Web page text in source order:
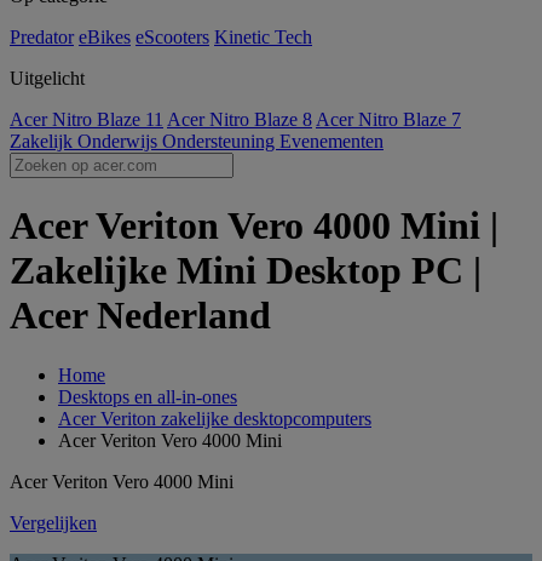
Predator eBikes eScooters Kinetic Tech
Uitgelicht
Acer Nitro Blaze 11 Acer Nitro Blaze 8 Acer Nitro Blaze 7
Zakelijk Onderwijs Ondersteuning Evenementen
Acer Veriton Vero 4000 Mini |
Zakelijke Mini Desktop PC |
Acer Nederland
Home
Desktops en all-in-ones
Acer Veriton zakelijke desktopcomputers
Acer Veriton Vero 4000 Mini
Acer Veriton Vero 4000 Mini
Vergelijken